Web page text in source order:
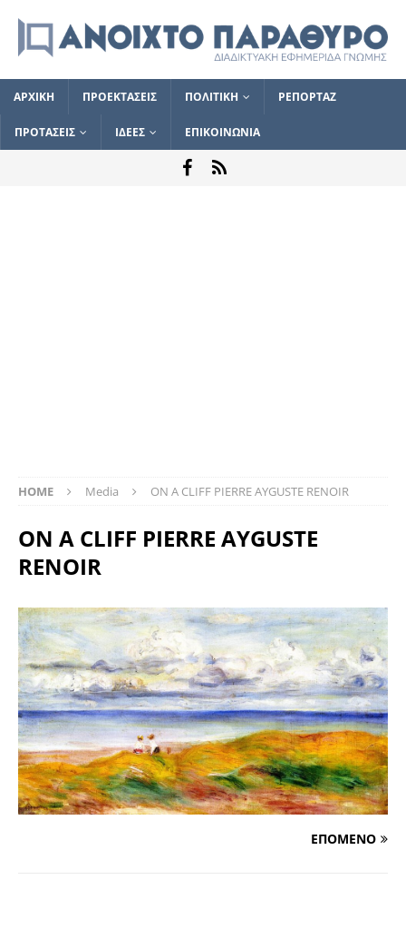
ΑΡΧΙΚΗ ΠΡΟΕΚΤΑΣΕΙΣ ΠΟΛΙΤΙΚΗ ΡΕΠΟΡΤΑΖ
ΠΡΟΤΑΣΕΙΣ ΙΔΕΕΣ ΕΠΙΚΟΙΝΩΝΙΑ
HOME Media ΟΝ Α CLIFF PIERRE AYGUSTE RENOIR
ΟΝ Α CLIFF PIERRE AYGUSTE
RENOIR
ΕΠΟΜΕΝΟ